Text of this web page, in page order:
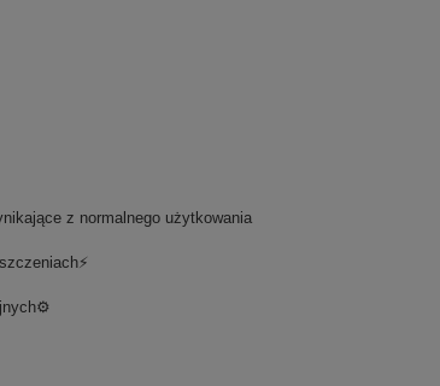
z normalnego użytkowania